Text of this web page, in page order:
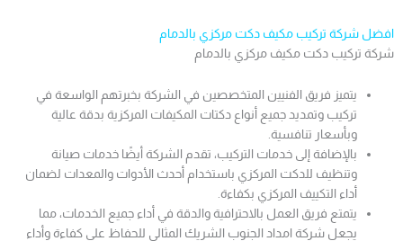
افضل شركة تركيب مكيف دكت مركزي بالدمام
شركة تركيب دكت مكيف مركزي بالدمام
يتميز فريق الفنيين المتخصصين في الشركة بخبرتهم الواسعة في
تركيب وتمديد جميع أنواع دكتات المكيفات المركزية بدقة عالية
وبأسعار تنافسية.
بالإضافة إلى خدمات التركيب، تقدم الشركة أيضًا خدمات صيانة
وتنظيف للدكت المركزي باستخدام أحدث الأدوات والمعدات لضمان
أداء التكييف المركزي بكفاءة.
يتمتع فريق العمل بالاحترافية والدقة في أداء جميع الخدمات، مما
يجعل شركة امداد الجنوب الشريك المثالي للحفاظ على كفاءة وأداء